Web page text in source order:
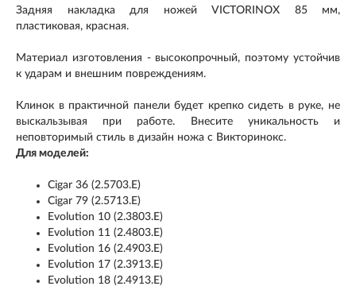
Задняя накладка для ножей VICTORINOX 85 мм,
пластиковая, красная.
Материал изготовления - высокопрочный, поэтому устойчив
к ударам и внешним повреждениям.
Клинок в практичной панели будет крепко сидеть в руке, не
выскальзывая при работе. Внесите уникальность и
неповторимый стиль в дизайн ножа с Викторинокс.
Для моделей:
Cigar 36 (2.5703.E)
Cigar 79 (2.5713.E)
Evolution 10 (2.3803.E)
Evolution 11 (2.4803.E)
Evolution 16 (2.4903.E)
Evolution 17 (2.3913.E)
Evolution 18 (2.4913.E)